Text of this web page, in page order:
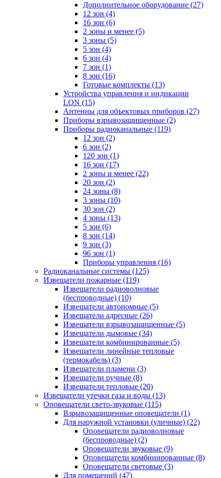
Дополнительное оборудование (27)
12 зон (4)
16 зон (6)
2 зоны и менее (5)
3 зоны (5)
5 зон (4)
6 зон (4)
7 зон (1)
8 зон (16)
Готовые комплекты (13)
Устройства управления и индикации
LON (15)
Антенны для объектовых приборов (27)
Приборы взрывозащищенные (2)
Приборы радиоканальные (119)
12 зон (2)
6 зон (2)
120 зон (1)
16 зон (17)
2 зоны и менее (22)
20 зон (2)
24 зоны (8)
3 зоны (10)
30 зон (2)
4 зоны (13)
5 зон (6)
8 зон (14)
9 зон (3)
96 зон (1)
Приборы управления (16)
Радиоканальные системы (125)
Извещатели пожарные (119)
Извещатели радиоволновые
(беспроводные) (10)
Извещатели автономные (5)
Извещатели адресные (26)
Извещатели взрывозащищенные (5)
Извещатели дымовые (34)
Извещатели комбинированные (5)
Извещатели линейные тепловые
(термокабель) (3)
Извещатели пламени (3)
Извещатели ручные (8)
Извещатели тепловые (20)
Извещатели утечки газа и воды (13)
Оповещатели свето-звуковые (115)
Взрывозащищенные оповещатели (1)
Для наружной установки (уличные) (22)
Оповещатели радиоволновые
(беспроводные) (2)
Оповещатели звуковые (9)
Оповещатели комбинированные (8)
Оповещатели световые (3)
Для помещений (47)